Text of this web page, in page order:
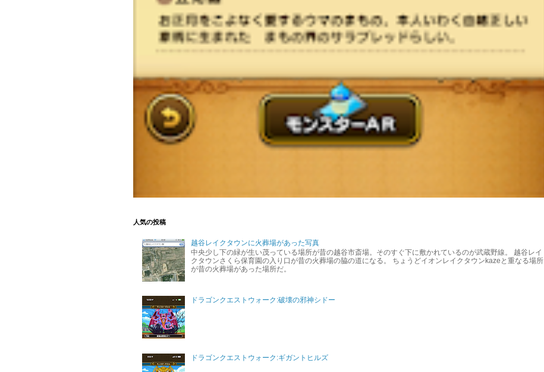
人気の投稿
越谷レイクタウンに火葬場があった写真
中央少し下の緑が生い茂っている場所が昔の越谷市斎場。そのすぐ下に敷かれているのが武蔵野線。 越谷レイ
クタウンさくら保育園の入り口が昔の火葬場の脇の道になる。 ちょうどイオンレイクタウンkazeと重なる場所
が昔の火葬場があった場所だ。
ドラゴンクエストウォーク:破壊の邪神シドー
ドラゴンクエストウォーク:ギガントヒルズ